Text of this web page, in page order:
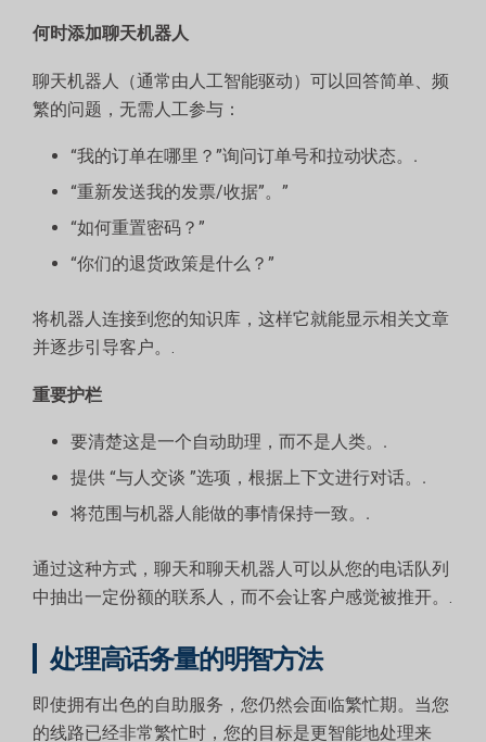
何时添加聊天机器人
聊天机器人（通常由人工智能驱动）可以回答简单、频
繁的问题，无需人工参与：
“我的订单在哪里？”询问订单号和拉动状态。.
“重新发送我的发票/收据”。”
“如何重置密码？”
“你们的退货政策是什么？”
将机器人连接到您的知识库，这样它就能显示相关文章
并逐步引导客户。.
重要护栏
要清楚这是一个自动助理，而不是人类。.
提供 “与人交谈 ”选项，根据上下文进行对话。.
将范围与机器人能做的事情保持一致。.
通过这种方式，聊天和聊天机器人可以从您的电话队列
中抽出一定份额的联系人，而不会让客户感觉被推开。.
处理高话务量的明智方法
即使拥有出色的自助服务，您仍然会面临繁忙期。当您
的线路已经非常繁忙时，您的目标是更智能地处理来